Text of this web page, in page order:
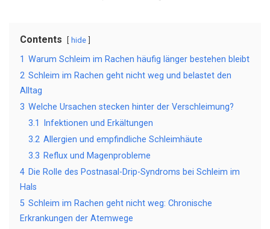
Contents hide
1 Warum Schleim im Rachen häufig länger bestehen bleibt
2 Schleim im Rachen geht nicht weg und belastet den
Alltag
3 Welche Ursachen stecken hinter der Verschleimung?
3.1
Infektionen und Erkältungen
3.2 Allergien und empfindliche Schleimhäute
3.3 Reflux und Magenprobleme
4 Die Rolle des Postnasal-Drip-Syndroms bei Schleim im
Hals
5 Schleim im Rachen geht nicht weg: Chronische
Erkrankungen der Atemwege